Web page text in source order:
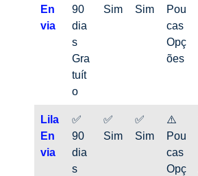
En
via
90
dia
s
Gra
tuít
o
Sim
Sim
Pou
cas
Opç
ões
Lila
En
via
✅
90
dia
s
✅
Sim
✅
Sim
⚠️
Pou
cas
Opç